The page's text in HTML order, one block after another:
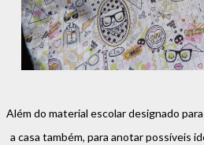
Além do material escolar designado
a casa também, para anotar possíveis